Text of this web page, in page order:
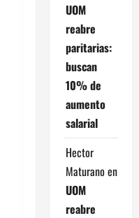
UOM
reabre
paritarias:
buscan
10% de
aumento
salarial
Hector
Maturano en
UOM
reabre